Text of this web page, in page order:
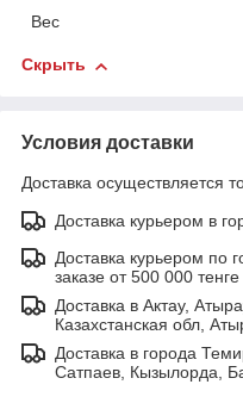
Вес
Скрыть
Условия доставки
Доставка осуществляется
Доставка курьером в
Доставка курьером по
заказе от 500 000 тенге
Доставка в Актау,
Казахстанская обл,
Доставка в города
Сатпаев, Кызылорда,